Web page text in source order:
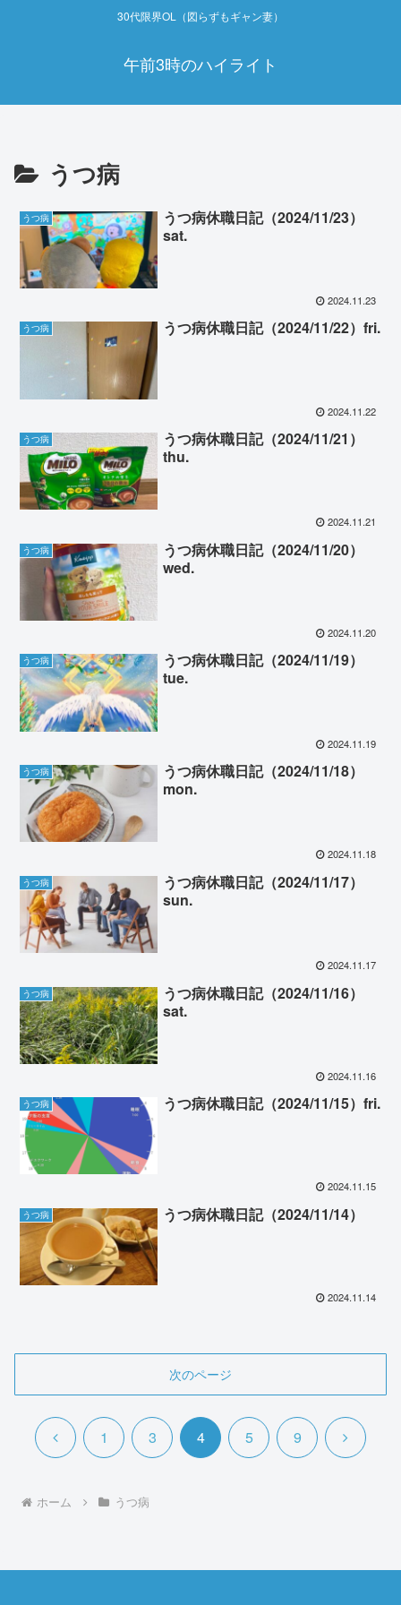
30代限界OL（図らずもギャン妻）
午前3時のハイライト
うつ病
うつ病
うつ病休職日記（2024/11/23）
sat.
2024.11.23
うつ病 うつ病休職日記（2024/11/22）fri.
2024.11.22
うつ病
うつ病休職日記（2024/11/21）
thu.
2024.11.21
うつ病
うつ病休職日記（2024/11/20）
wed.
2024.11.20
うつ病
うつ病休職日記（2024/11/19）
tue.
2024.11.19
うつ病
うつ病休職日記（2024/11/18）
mon.
2024.11.18
うつ病
うつ病休職日記（2024/11/17）
sun.
2024.11.17
うつ病
うつ病休職日記（2024/11/16）
sat.
2024.11.16
うつ病 うつ病休職日記（2024/11/15）fri.
2024.11.15
うつ病 うつ病休職日記（2024/11/14）
2024.11.14
次のページ
前
1 3 4 5 9
次
ホーム うつ病